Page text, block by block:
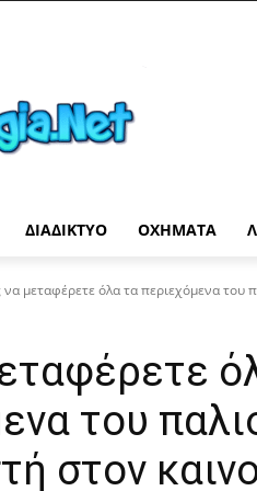
ΔΙΑΔΊΚΤΥΟ ΟΧΉΜΑΤΑ
μεταφέρετε όλα τα περιεχόμενα του
του
στον